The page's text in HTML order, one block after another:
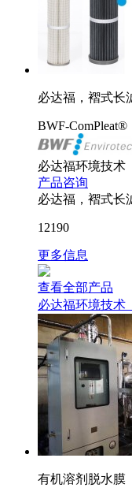
必达福，褶式长
BWF-ComPleat®
必达福环境技术
产品咨询
必达福，褶式长
12190
更多信息
查看全部产品
必达福环境技术
有机溶剂脱水膜